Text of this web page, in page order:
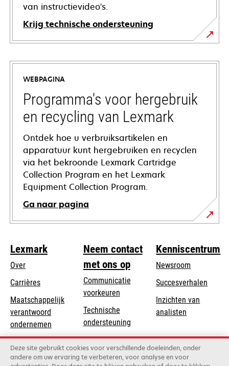
van instructievideo's.
Krijg technische ondersteuning
opens
in
new
tab
WEBPAGINA
Programma's voor hergebruik
en recycling van Lexmark
Ontdek hoe u verbruiksartikelen en
apparatuur kunt hergebruiken en recyclen
via het bekroonde Lexmark Cartridge
Collection Program en het Lexmark
Equipment Collection Program.
Ga naar pagina
Lexmark
Over
Carrières
Maatschappelijk
verantwoord
ondernemen
in
a
new
Duurzaamheid
Lexmark Partners
Neem contact
met ons op
Communicatie
voorkeuren
Technische
ondersteuningopens
in
a
new
Product registratie
Vind een dealer
Kenniscentrum
Newsroom
Succesverhalen
Inzichten van
analisten
Deze site gebruikt cookies voor verschillende doeleinden, onder
andere om uw ervaring te verbeteren, voor analyse en voor